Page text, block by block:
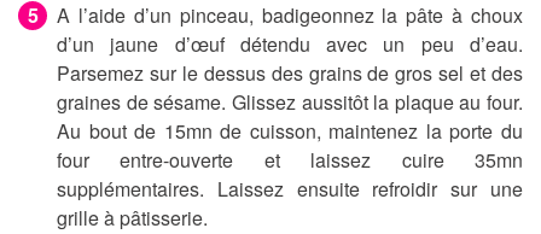
A l’aide d’un pinceau, badigeonnez la pâte à choux
d’un jaune d’œuf détendu avec un peu d’eau.
Parsemez sur le dessus des grains de gros sel et des
graines de sésame. Glissez aussitôt la plaque au four.
Au bout de 15mn de cuisson, maintenez la porte du
four entre-ouverte et laissez cuire 35mn
supplémentaires. Laissez ensuite refroidir sur une
grille à pâtisserie.